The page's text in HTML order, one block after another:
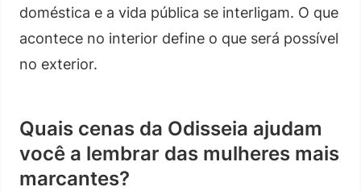
doméstica e a vida pública se interligam. O que
acontece no interior define o que será possível
no exterior.
Quais cenas da Odisseia ajudam
você a lembrar das mulheres mais
marcantes?